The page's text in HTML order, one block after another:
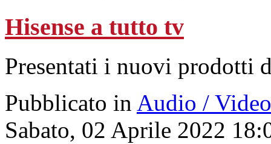
Hisense a tutto tv
Presentati i nuovi prodotti
Pubblicato in Audio / Video
Sabato, 02 Aprile 2022